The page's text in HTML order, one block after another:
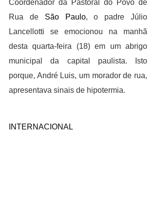
Coordenador da Pastoral do Povo de
Rua de São Paulo, o padre Júlio
Lancellotti se emocionou na manhã
desta quarta-feira (18) em um abrigo
municipal da capital paulista. Isto
porque, André Luis, um morador de rua,
apresentava sinais de hipotermia.
INTERNACIONAL